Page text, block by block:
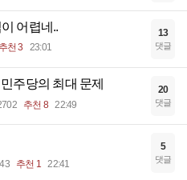
어렵네..
추천 3 23:01
13
댓글
주당의 최대 문제
추천 8 22:49
20
댓글
추천 1 22:41
5
댓글